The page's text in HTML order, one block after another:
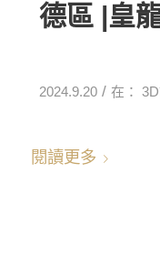
德區 |皇
2024.9.20 / 在：
閱讀更多